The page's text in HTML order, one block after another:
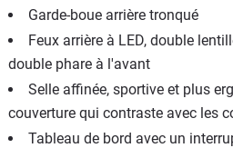
Garde-boue arrière tronqué
Feux arrière à LED, double
double phare à l'avant
Selle affinée, sportive et plus
couverture qui contraste avec les
Tableau de bord avec un